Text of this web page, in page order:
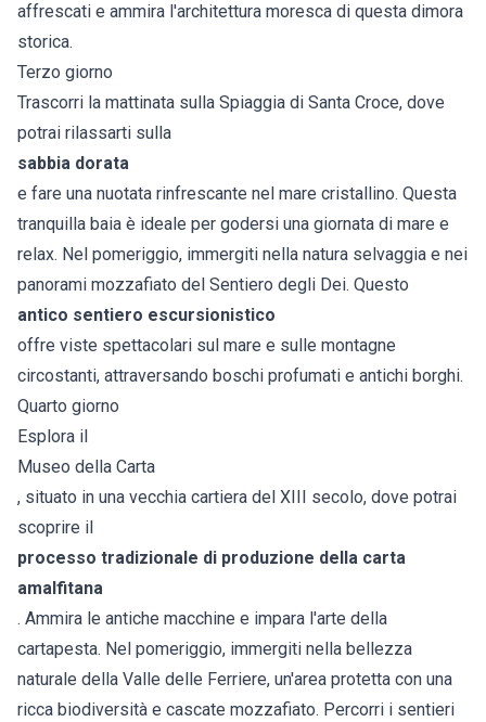
affrescati e ammira l'architettura moresca di questa dimora
storica.
Terzo giorno
Trascorri la mattinata sulla Spiaggia di Santa Croce, dove
potrai rilassarti sulla
sabbia dorata
e fare una nuotata rinfrescante nel mare cristallino. Questa
tranquilla baia è ideale per godersi una giornata di mare e
relax. Nel pomeriggio, immergiti nella natura selvaggia e nei
panorami mozzafiato del Sentiero degli Dei. Questo
antico sentiero escursionistico
offre viste spettacolari sul mare e sulle montagne
circostanti, attraversando boschi profumati e antichi borghi.
Quarto giorno
Esplora il
Museo della Carta
, situato in una vecchia cartiera del XIII secolo, dove potrai
scoprire il
processo tradizionale di produzione della carta
amalfitana
. Ammira le antiche macchine e impara l'arte della
cartapesta. Nel pomeriggio, immergiti nella bellezza
naturale della Valle delle Ferriere, un'area protetta con una
ricca biodiversità e cascate mozzafiato. Percorri i sentieri